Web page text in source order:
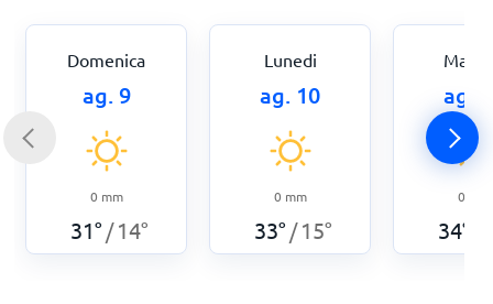
Domenica
ag. 9
0 mm
31° / 14°
Lunedi
ag. 10
0 mm
33° / 15°
ag.
0
34°